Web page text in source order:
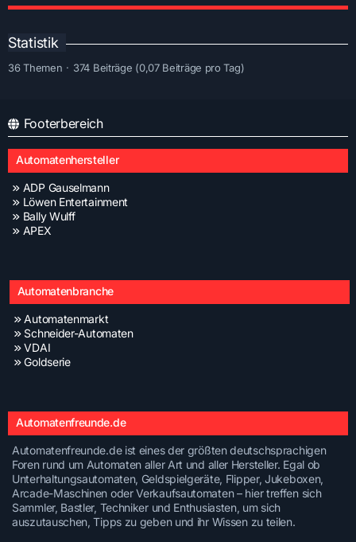
Statistik
36 Themen 374 Beiträge (0,07 Beiträge pro Tag)
Footerbereich
Automatenhersteller
ADP Gauselmann
Löwen Entertainment
Bally Wulff
APEX
Automatenbranche
Automatenmarkt
Schneider-Automaten
VDAI
Goldserie
Automatenfreunde.de
Automatenfreunde.de ist eines der größten deutschsprachigen
Foren rund um Automaten aller Art und aller Hersteller. Egal ob
Unterhaltungsautomaten, Geldspielgeräte, Flipper, Jukeboxen,
Arcade-Maschinen oder Verkaufsautomaten – hier treffen sich
Sammler, Bastler, Techniker und Enthusiasten, um sich
auszutauschen, Tipps zu geben und ihr Wissen zu teilen.